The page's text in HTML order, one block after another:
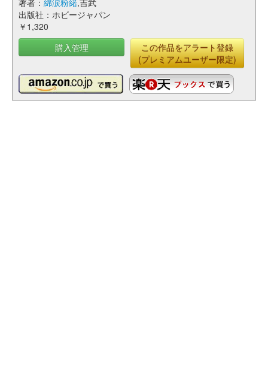
著者： 綿涙粉緒,吉武
出版社：ホビージャパン
￥1,320
購入管理
この作品をアラート登録
(プレミアムユーザー限定)